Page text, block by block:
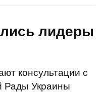
лидеры
консультации с
Рады Украины